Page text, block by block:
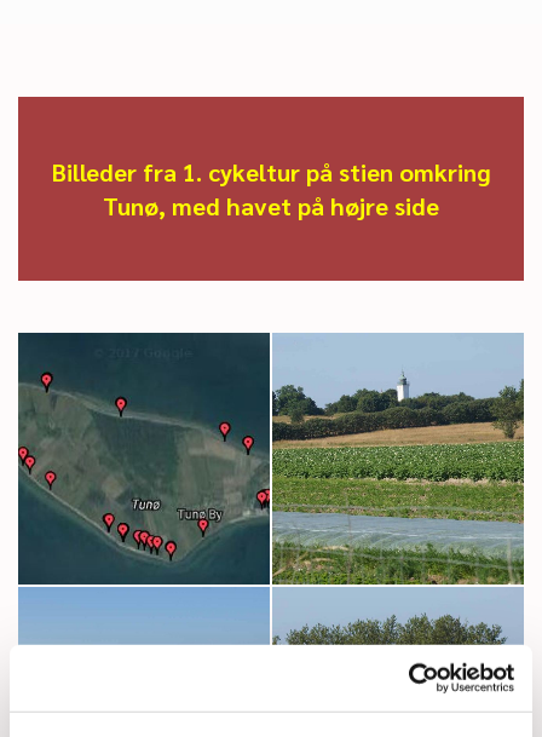
Billeder fra 1. cykeltur på stien omkring
Tunø, med havet på højre side